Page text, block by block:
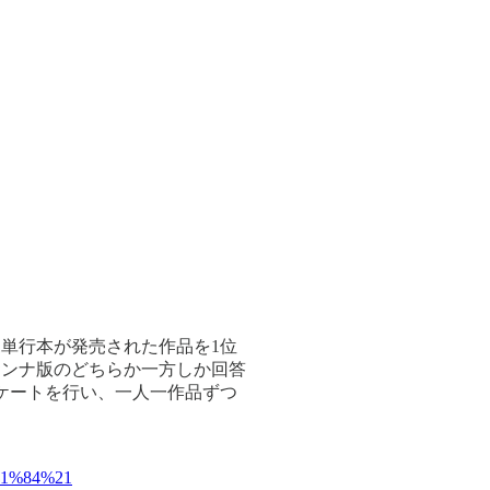
行本が発売された作品を1位
ナ版のどちらか一方しか回答
ートを行い、一人一作品ずつ